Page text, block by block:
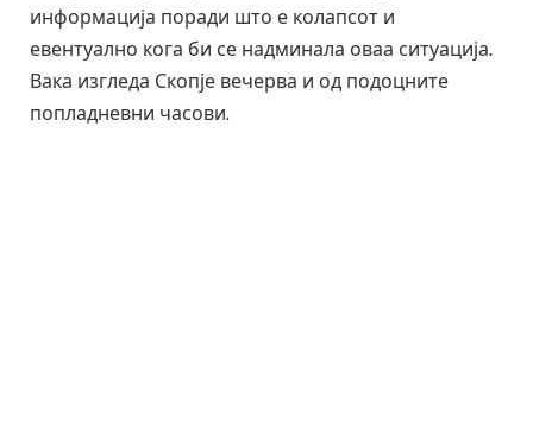
информација поради што е колапсот и
евентуално кога би се надминала оваа ситуација.
Вака изгледа Скопје вечерва и од подоцните
попладневни часови.